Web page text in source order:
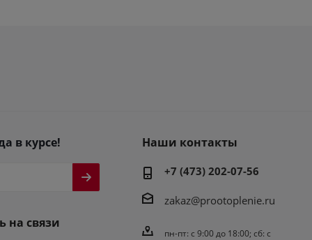
в курсе!
на связи
Наши контакты
+7 (473) 202-07-56
zakaz@prootoplenie.ru
пн-пт: c 9:00 до 18:00; сб: с